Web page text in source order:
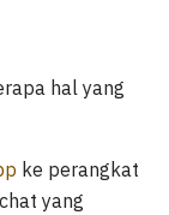
hal yang
ke perangkat
yang